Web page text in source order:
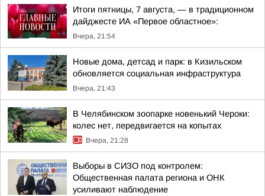
Итоги пятницы, 7 августа, — в традиционном
дайджесте ИА «Первое областное»:
Вчера, 21:54
Новые дома, детсад и парк: в Кизильском
обновляется социальная инфраструктура
Вчера, 21:43
В Челябинском зоопарке новенький Чероки:
колес нет, передвигается на копытах
Вчера, 21:28
Выборы в СИЗО под контролем:
Общественная палата региона и ОНК
усиливают наблюдение